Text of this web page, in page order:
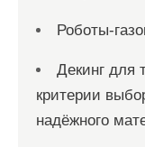
Роботы-
Декинг для
критерии
надёжного